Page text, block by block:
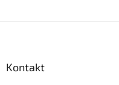
Kontakt